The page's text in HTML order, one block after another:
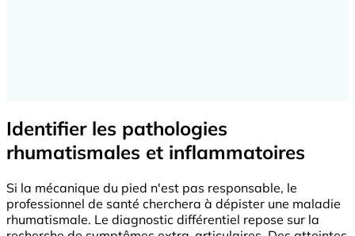
Identifier les pathologies
rhumatismales et inflammatoires
Si la mécanique du pied n'est pas responsable, le
professionnel de santé cherchera à dépister une maladie
rhumatismale. Le diagnostic différentiel repose sur la